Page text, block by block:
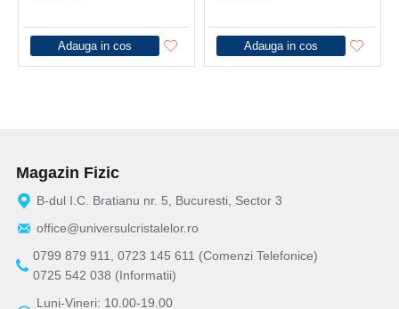
Adauga in cos Adauga in cos
Magazin Fizic
B-dul I.C. Bratianu nr. 5, Bucuresti, Sector 3
office@universulcristalelor.ro
0799 879 911, 0723 145 611 (Comenzi Telefonice)
0725 542 038 (Informatii)
Luni-Vineri: 10.00-19.00